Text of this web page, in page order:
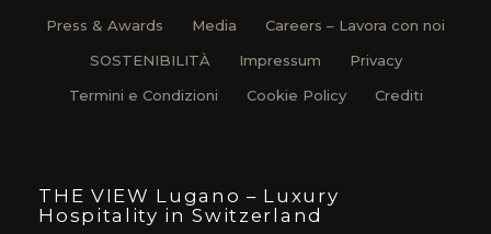
Press & Awards
Media
Careers – Lavora con noi
SOSTENIBILITÀ
Impressum
Privacy
Termini e Condizioni
Cookie Policy Crediti
THE VIEW Lugano – Luxury
Hospitality in Switzerland